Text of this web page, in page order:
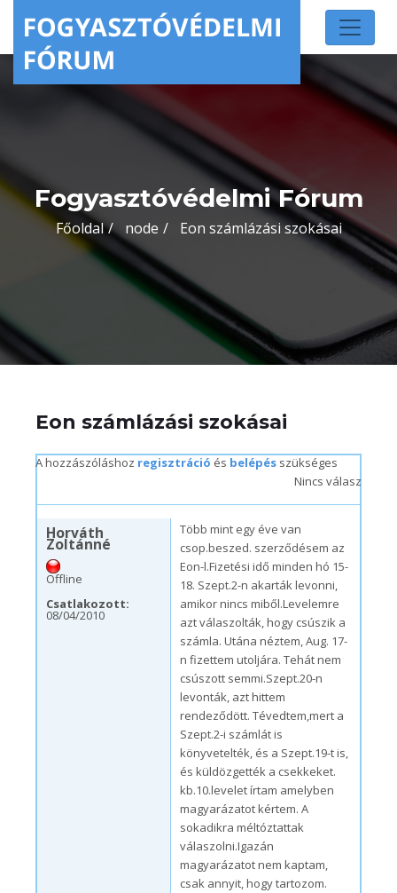
Fogyasztóvédelmi Fórum
Főoldal node Eon számlázási szokásai
Eon számlázási szokásai
A hozzászóláshoz regisztráció és belépés szükséges
Nincs válasz
Horváth
Zoltánné
Offline
Csatlakozott:
08/04/2010
Több mint egy éve van
csop.beszed. szerződésem az
Eon-l.Fizetési idő minden hó 15-
18. Szept.2-n akarták levonni,
amikor nincs miből.Levelemre
azt válaszolták, hogy csúszik a
számla. Utána néztem, Aug. 17-
n fizettem utoljára. Tehát nem
csúszott semmi.Szept.20-n
levonták, azt hittem
rendeződött. Tévedtem,mert a
Szept.2-i számlát is
könyvetelték, és a Szept.19-t is,
és küldözgették a csekkeket.
kb.10.levelet írtam amelyben
magyarázatot kértem. A
sokadikra méltóztattak
válaszolni.Igazán
magyarázatot nem kaptam,
csak annyit, hogy tartozom.